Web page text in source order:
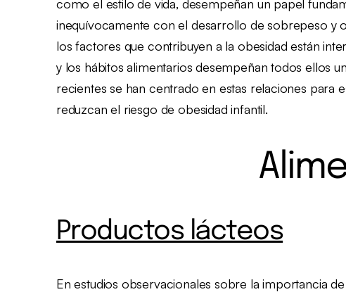
como el estilo de vida, desempeñan un papel
inequívocamente con el desarrollo de sobrepeso y
los factores que contribuyen a la obesidad están
y los hábitos alimentarios desempeñan todos ellos
recientes se han centrado en estas relaciones para
reduzcan el riesgo de obesidad infantil.
Productos lácteos
En estudios observacionales sobre la importancia